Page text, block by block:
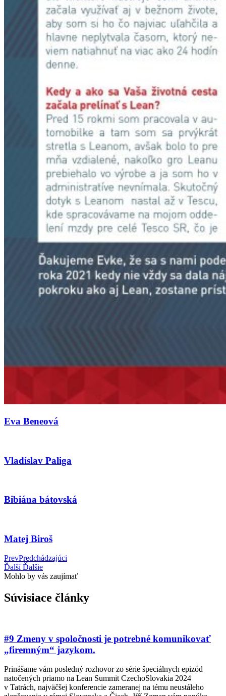
Eva Beneová
Vladislav Paliga
Bibiána bátovská
Matej Biroš
PrevPredchádzajúci
ĎalšíĎalšie
Mohlo by vás zaujímať
Súvisiace články
#9 Zmeny v spoločnosti je potrebné komunikovať
„firemným“ jazykom.
Prinášame vám posledný rozhovor zo série špeciálnych epizód
natočených priamo na Lean Summit CzechoSlovakia 2024
v Tatrách, najväčšej konferencie zameranej na tému neustáleho